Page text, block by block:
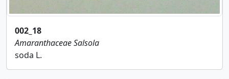
002_18
AmaranthaceaeSalsola
soda L.